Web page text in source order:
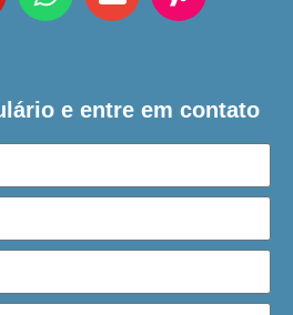
e entre em contato